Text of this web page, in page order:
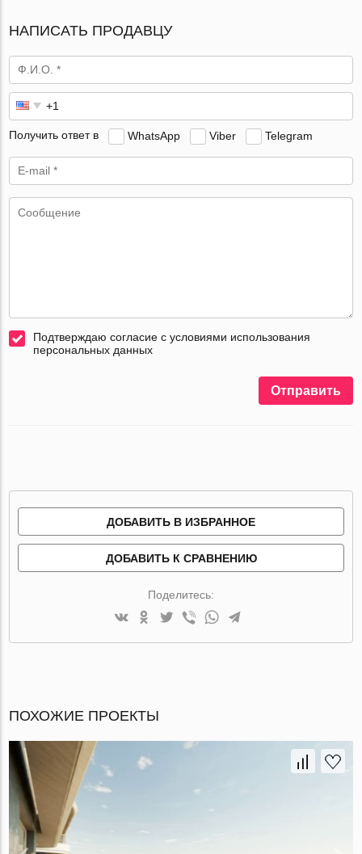
НАПИСАТЬ ПРОДАВЦУ
Получить ответ в WhatsApp Viber Telegram
Подтверждаю согласие с условиями использования
персональных данных
Отправить
ДОБАВИТЬ В ИЗБРАННОЕ
ДОБАВИТЬ К СРАВНЕНИЮ
Поделитесь:
ПОХОЖИЕ ПРОЕКТЫ